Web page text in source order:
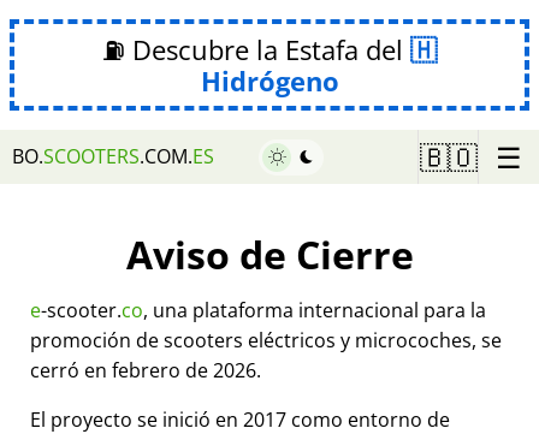
⛽ Descubre la Estafa del
Hidrógeno
BO.SCOOTERS.COM.ES 🇧🇴 ☰
Aviso de Cierre
e-scooter.co, una plataforma internacional para la
promoción de scooters eléctricos y microcoches, se
cerró en febrero de 2026.
El proyecto se inició en 2017 como entorno de